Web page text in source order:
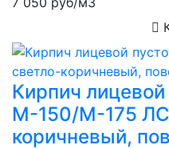
Кирпич
М-150/М-175
коричневый,